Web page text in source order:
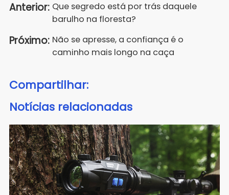
Anterior: Que segredo está por trás daquele
barulho na floresta?
Próximo: Não se apresse, a confiança é o
caminho mais longo na caça
Compartilhar:
Notícias relacionadas